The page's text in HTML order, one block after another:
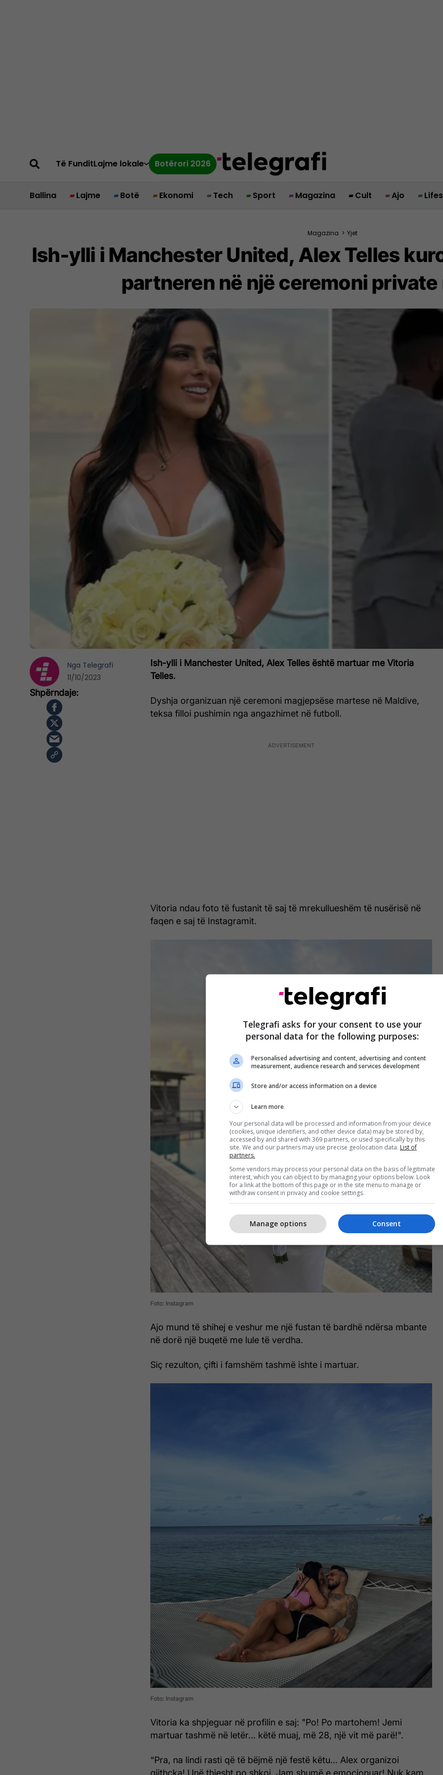
Të FunditLajme lokale Botërori 2026
Ballina Lajme Botë Ekonomi Tech Sport Magazina Cult Ajo
Magazina > Yjet
Ish-ylli i Manchester United, Alex Telles
partneren në një ceremoni private
Ish-ylli i Manchester United, Alex Telles është martuar me Vitoria
Telles.
Dyshja organizuan një ceremoni magjepsëse martese në Maldive,
teksa filloi pushimin nga angazhimet në futboll.
Vitoria ndau foto të fustanit të saj të mrekullueshëm të nusërisë në
faqen e saj të Instagramit.
Foto: Instagram
Ajo mund të shihej e veshur me një fustan të bardhë ndërsa mbante
në dorë një buqetë me lule të verdha.
Siç rezulton, çifti i famshëm tashmë ishte i martuar.
Foto: Instagram
Vitoria ka shpjeguar në profilin e saj: "Po! Po martohem! Jemi
martuar tashmë në letër... këtë muaj, më 28, një vit më parë!".
“Pra, na lindi rasti që të bëjmë një festë këtu... Alex organizoi
gjithçka! Unë thjesht po shkoj. Jam shumë e emocionuar! Nuk kam
Nga Telegrafi
11/10/2023
Telegrafi asks for your consent to use your
personal data for the following purposes:
Personalised advertising and content, advertising and content
measurement, audience research and services development
Store and/or access information on a device
Learn more
Your personal data will be processed and information from your device
(cookies, unique identifiers, and other device data) may be stored by,
accessed by and shared with 369 partners, or used specifically by this
site. We and our partners may use precise geolocation data. List of
partners.
Some vendors may process your personal data on the basis of legitimate
interest, which you can object to by managing your options below. Look
for a link at the bottom of this page or in the site menu to manage or
withdraw consent in privacy and cookie settings.
Consent
Manage options